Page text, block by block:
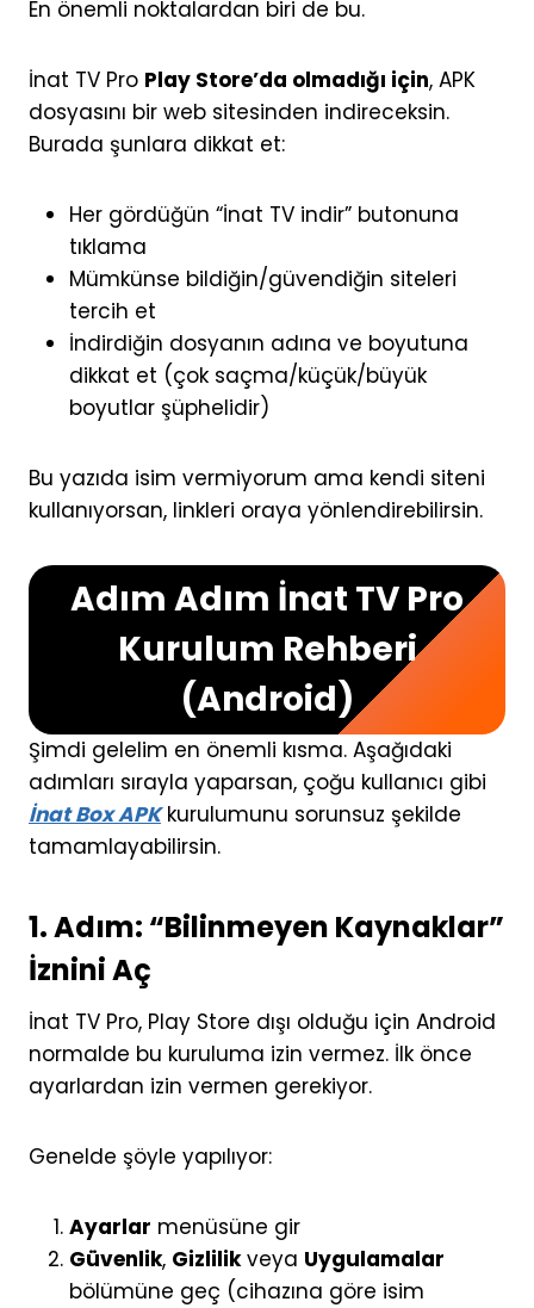
En önemli noktalardan biri de bu.
İnat TV Pro Play Store’da olmadığı için, APK
dosyasını bir web sitesinden indireceksin.
Burada şunlara dikkat et:
Her gördüğün “İnat TV indir” butonuna
tıklama
Mümkünse bildiğin/güvendiğin siteleri
tercih et
İndirdiğin dosyanın adına ve boyutuna
dikkat et (çok saçma/küçük/büyük
boyutlar şüphelidir)
Bu yazıda isim vermiyorum ama kendi siteni
kullanıyorsan, linkleri oraya yönlendirebilirsin.
Adım Adım İnat TV Pro
Kurulum Rehberi
(Android)
Şimdi gelelim en önemli kısma. Aşağıdaki
adımları sırayla yaparsan, çoğu kullanıcı gibi
İnat Box APKkurulumunu sorunsuz şekilde
tamamlayabilirsin.
1. Adım: “Bilinmeyen Kaynaklar”
İznini Aç
İnat TV Pro, Play Store dışı olduğu için Android
normalde bu kuruluma izin vermez. İlk önce
ayarlardan izin vermen gerekiyor.
Genelde şöyle yapılıyor:
Ayarlar menüsüne gir
Güvenlik, Gizlilikveya Uygulamalar
bölümüne geç (cihazına göre isim